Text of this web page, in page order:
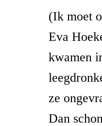
(Ik moet
Eva
kwamen
ze
Dan